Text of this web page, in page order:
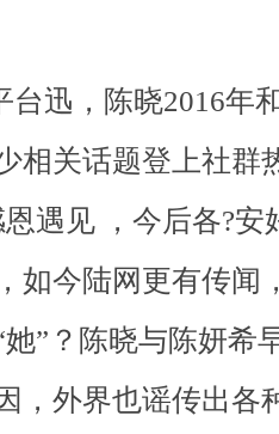
台迅，陈晓2016年
相关话题登上社群
恩遇见 ，今后各?
如今陆网更有传闻
她”？陈晓与陈妍希
，外界也谣传出各